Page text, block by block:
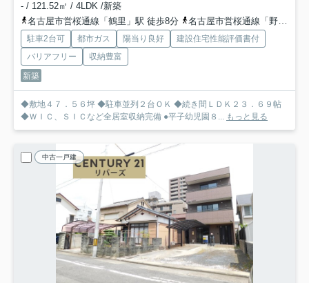
- / 121.52㎡ / 4LDK /新築
名古屋市営桜通線「鶴里」駅 徒歩8分
名古屋市営桜通線「野並」駅 徒歩13分
駐車2台可 都市ガス 陽当り良好
建設住宅性能評価書付
バリアフリー
収納豊富
新築
◆敷地４７．５６坪 ◆駐車並列２台ＯＫ ◆続き間ＬＤＫ２３．６９帖
◆ＷＩＣ、ＳＩＣなど全居室収納完備 ●平子幼児園８... もっと見る
中古一戸建